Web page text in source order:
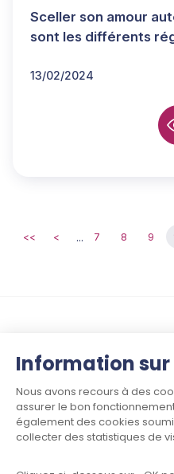
Sceller son amour
sont les différents
13/02/2024
<< < ... 7 8 9
Suivez-nous :